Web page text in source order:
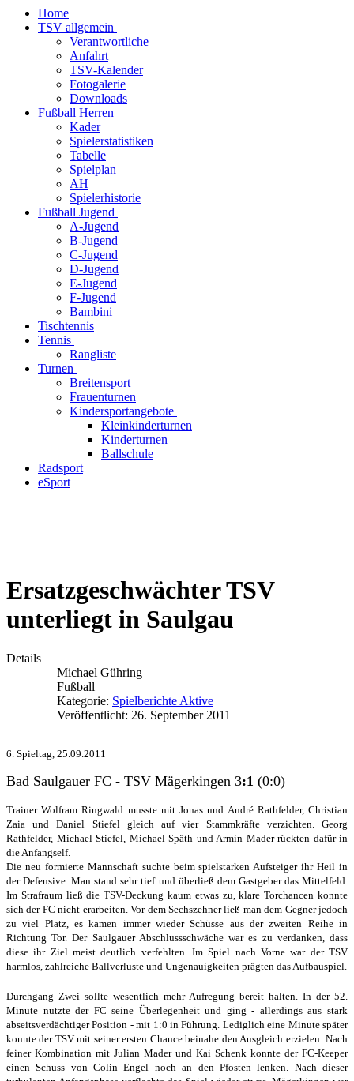
Home
TSV allgemein
Verantwortliche
Anfahrt
TSV-Kalender
Fotogalerie
Downloads
Fußball Herren
Kader
Spielerstatistiken
Tabelle
Spielplan
AH
Spielerhistorie
Fußball Jugend
A-Jugend
B-Jugend
C-Jugend
D-Jugend
E-Jugend
F-Jugend
Bambini
Tischtennis
Tennis
Rangliste
Turnen
Breitensport
Frauenturnen
Kindersportangebote
Kleinkinderturnen
Kinderturnen
Ballschule
Radsport
eSport
Ersatzgeschwächter TSV
unterliegt in Saulgau
Details
Michael Gühring
Fußball
Kategorie: Spielberichte Aktive
Veröffentlicht: 26. September 2011
6. Spieltag, 25.09.2011
Bad Saulgauer FC - TSV Mägerkingen 3:1 (0:0)
Trainer Wolfram Ringwald musste mit Jonas und André Rathfelder, Christian
Zaia und Daniel Stiefel gleich auf vier Stammkräfte verzichten. Georg
Rathfelder, Michael Stiefel, Michael Späth und Armin Mader rückten dafür in
die Anfangself.
Die neu formierte Mannschaft suchte beim spielstarken Aufsteiger ihr Heil in
der Defensive. Man stand sehr tief und überließ dem Gastgeber das Mittelfeld.
Im Strafraum ließ die TSV-Deckung kaum etwas zu, klare Torchancen konnte
sich der FC nicht erarbeiten. Vor dem Sechszehner ließ man dem Gegner jedoch
zu viel Platz, es kamen immer wieder Schüsse aus der zweiten Reihe in
Richtung Tor. Der Saulgauer Abschlussschwäche war es zu verdanken, dass
diese ihr Ziel meist deutlich verfehlten. Im Spiel nach Vorne war der TSV
harmlos, zahlreiche Ballverluste und Ungenauigkeiten prägten das Aufbauspiel.
Durchgang Zwei sollte wesentlich mehr Aufregung bereit halten. In der 52.
Minute nutzte der FC seine Überlegenheit und ging - allerdings aus stark
abseitsverdächtiger Position - mit 1:0 in Führung. Lediglich eine Minute später
konnte der TSV mit seiner ersten Chance beinahe den Ausgleich erzielen: Nach
feiner Kombination mit Julian Mader und Kai Schenk konnte der FC-Keeper
einen Schuss von Colin Engel noch an den Pfosten lenken. Nach dieser